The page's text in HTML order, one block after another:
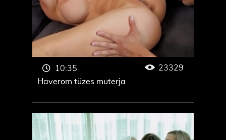
Haverom tüzes muterja
10:35 23329